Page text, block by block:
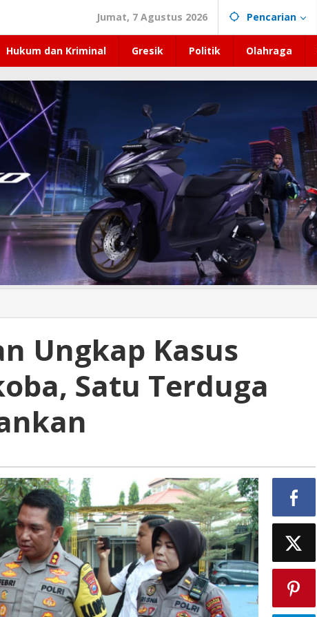
Jumat, 7 Agustus 2026 Pencarian
Hukum dan Kriminal Gresik Politik Olahraga
Ungkap Kasus
Satu Terduga